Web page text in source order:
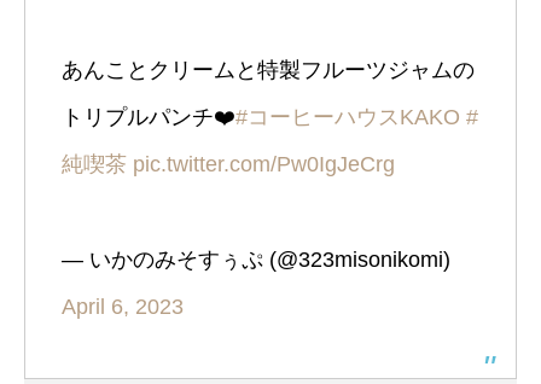
あんことクリームと特製フルーツジャムの
トリプルパンチ❤️‍#コーヒーハウスKAKO #
純喫茶 pic.twitter.com/Pw0IgJeCrg
— いかのみそすぅぷ (@323misonikomi)
April 6, 2023